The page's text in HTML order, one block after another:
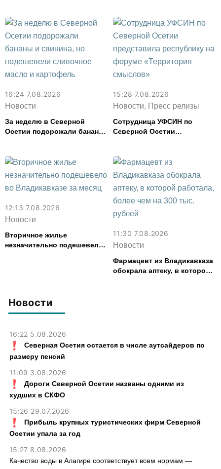
Новости
16:22 5.08.2026
Северная Осетия остается в числе аутсайдеров по
размеру пенсий
11:09 3.08.2026
Дороги Северной Осетии названы одними из
худших в СКФО
15:26 29.07.2026
Прибыль крупных туристических фирм Северной
Осетии упала за год
15:27 8.08.2026
Качество воды в Алагире соответствует всем нормам —
16:24 7.08.2026
Новости
За неделю в Северной
Осетии подорожали бананы
картофель
15:28 7.08.2026
Новости, Пресс релизы
Сотрудница УФСИН по
Северной Осетии
смыслов»
12:13 7.08.2026
Новости
Вторичное жилье
незначительно подешевело
11:30 7.08.2026
Новости
Фармацевт из Владикавказа
обокрала аптеку, в которой